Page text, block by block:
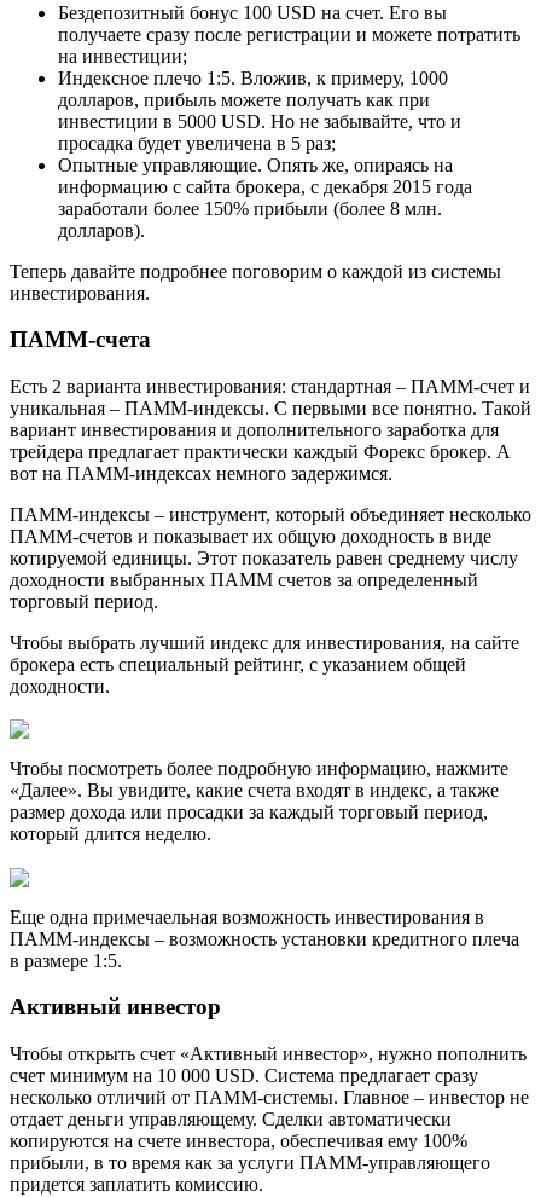
Бездепозитный бонус 100 USD на счет. Его вы
получаете сразу после регистрации и можете потратить
на инвестиции;
Индексное плечо 1:5. Вложив, к примеру, 1000
долларов, прибыль можете получать как при
инвестиции в 5000 USD. Но не забывайте, что и
просадка будет увеличена в 5 раз;
Опытные управляющие. Опять же, опираясь на
информацию с сайта брокера, с декабря 2015 года
заработали более 150% прибыли (более 8 млн.
долларов).
Теперь давайте подробнее поговорим о каждой из системы
инвестирования.
ПАММ-счета
Есть 2 варианта инвестирования: стандартная – ПАММ-счет и
уникальная – ПАММ-индексы. С первыми все понятно. Такой
вариант инвестирования и дополнительного заработка для
трейдера предлагает практически каждый Форекс брокер. А
вот на ПАММ-индексах немного задержимся.
ПАММ-индексы – инструмент, который объединяет несколько
ПАММ-счетов и показывает их общую доходность в виде
котируемой единицы. Этот показатель равен среднему числу
доходности выбранных ПАММ счетов за определенный
торговый период.
Чтобы выбрать лучший индекс для инвестирования, на сайте
брокера есть специальный рейтинг, с указанием общей
доходности.
Чтобы посмотреть более подробную информацию, нажмите
«Далее». Вы увидите, какие счета входят в индекс, а также
размер дохода или просадки за каждый торговый период,
который длится неделю.
Еще одна примечаельная возможность инвестирования в
ПАММ-индексы – возможность установки кредитного плеча
в размере 1:5.
Активный инвестор
Чтобы открыть счет «Активный инвестор», нужно пополнить
счет минимум на 10 000 USD. Система предлагает сразу
несколько отличий от ПАММ-системы. Главное – инвестор не
отдает деньги управляющему. Сделки автоматически
копируются на счете инвестора, обеспечивая ему 100%
прибыли, в то время как за услуги ПАММ-управляющего
придется заплатить комиссию.